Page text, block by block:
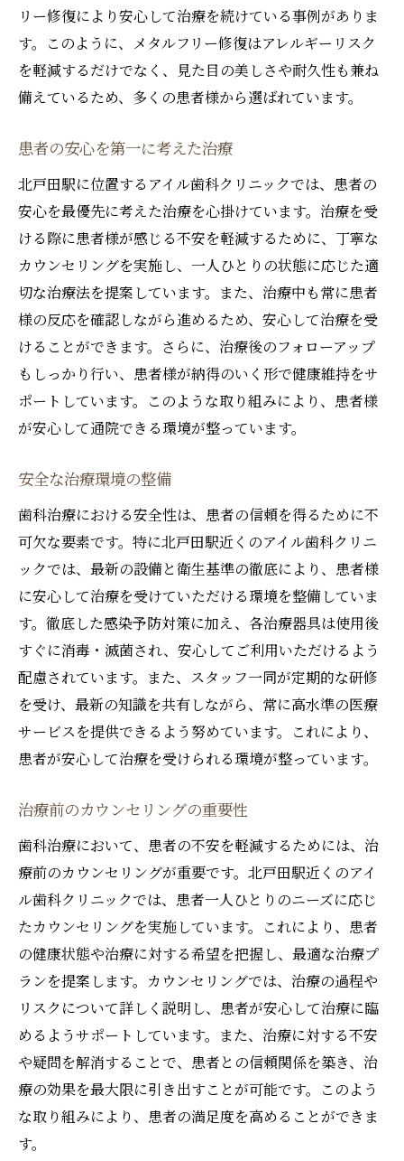
リー修復により安心して治療を続けている事例がありま
す。このように、メタルフリー修復はアレルギーリスク
を軽減するだけでなく、見た目の美しさや耐久性も兼ね
備えているため、多くの患者様から選ばれています。
患者の安心を第一に考えた治療
北戸田駅に位置するアイル歯科クリニックでは、患者の
安心を最優先に考えた治療を心掛けています。治療を受
ける際に患者様が感じる不安を軽減するために、丁寧な
カウンセリングを実施し、一人ひとりの状態に応じた適
切な治療法を提案しています。また、治療中も常に患者
様の反応を確認しながら進めるため、安心して治療を受
けることができます。さらに、治療後のフォローアップ
もしっかり行い、患者様が納得のいく形で健康維持をサ
ポートしています。このような取り組みにより、患者様
が安心して通院できる環境が整っています。
安全な治療環境の整備
歯科治療における安全性は、患者の信頼を得るために不
可欠な要素です。特に北戸田駅近くのアイル歯科クリニ
ックでは、最新の設備と衛生基準の徹底により、患者様
に安心して治療を受けていただける環境を整備していま
す。徹底した感染予防対策に加え、各治療器具は使用後
すぐに消毒・滅菌され、安心してご利用いただけるよう
配慮されています。また、スタッフ一同が定期的な研修
を受け、最新の知識を共有しながら、常に高水準の医療
サービスを提供できるよう努めています。これにより、
患者が安心して治療を受けられる環境が整っています。
治療前のカウンセリングの重要性
歯科治療において、患者の不安を軽減するためには、治
療前のカウンセリングが重要です。北戸田駅近くのアイ
ル歯科クリニックでは、患者一人ひとりのニーズに応じ
たカウンセリングを実施しています。これにより、患者
の健康状態や治療に対する希望を把握し、最適な治療プ
ランを提案します。カウンセリングでは、治療の過程や
リスクについて詳しく説明し、患者が安心して治療に臨
めるようサポートしています。また、治療に対する不安
や疑問を解消することで、患者との信頼関係を築き、治
療の効果を最大限に引き出すことが可能です。このよう
な取り組みにより、患者の満足度を高めることができま
す。